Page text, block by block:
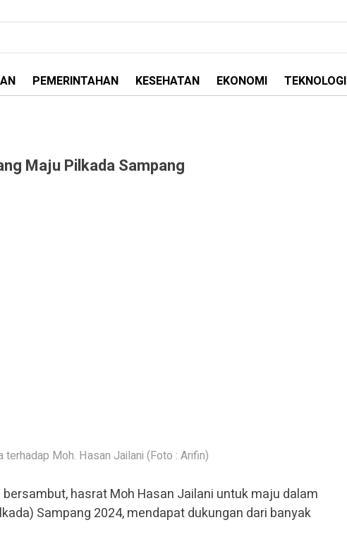
PEMERINTAHAN KESEHATAN EKONOMI TEKNOLOGI
Maju Pilkada Sampang
terhadap Moh. Hasan Jailani (Foto : Arifin)
bersambut, hasrat Moh Hasan Jailani untuk maju dalam
Sampang 2024, mendapat dukungan dari banyak